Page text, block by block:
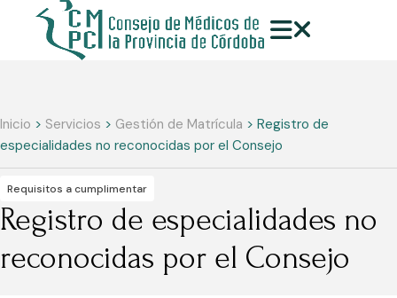
Inicio > Servicios > Gestión de Matrícula > Registro de
especialidades no reconocidas por el Consejo
Requisitos a cumplimentar
Registro de especialidades no
reconocidas por el Consejo